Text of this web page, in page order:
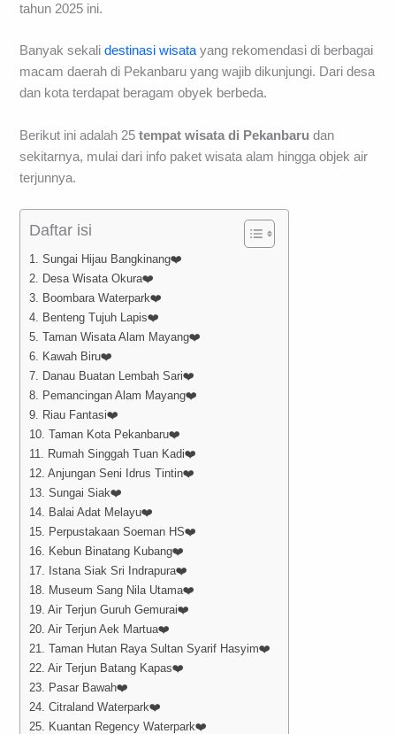
tahun 2025 ini.
Banyak sekalidestinasi wisatayang rekomendasi di berbagai
macam daerah di Pekanbaru yang wajib dikunjungi. Dari desa
dan kota terdapat beragam obyek berbeda.
Berikut ini adalah 25tempat wisata di Pekanbaru dan
sekitarnya, mulai dari info paket wisata alam hingga objek air
terjunnya.
Daftar isi
1. Sungai Hijau Bangkinang❤️
2. Desa Wisata Okura❤️
3. Boombara Waterpark❤️
4. Benteng Tujuh Lapis❤️
5. Taman Wisata Alam Mayang❤️
6. Kawah Biru❤️
7. Danau Buatan Lembah Sari❤️
8. Pemancingan Alam Mayang❤️
9. Riau Fantasi❤️
10. Taman Kota Pekanbaru❤️
11. Rumah Singgah Tuan Kadi❤️
12. Anjungan Seni Idrus Tintin❤️
13. Sungai Siak❤️
14. Balai Adat Melayu❤️
15. Perpustakaan Soeman HS❤️
16. Kebun Binatang Kubang❤️
17. Istana Siak Sri Indrapura❤️
18. Museum Sang Nila Utama❤️
19. Air Terjun Guruh Gemurai❤️
20. Air Terjun Aek Martua❤️
21. Taman Hutan Raya Sultan Syarif Hasyim❤️
22. Air Terjun Batang Kapas❤️
23. Pasar Bawah❤️
24. Citraland Waterpark❤️
25. Kuantan Regency Waterpark❤️